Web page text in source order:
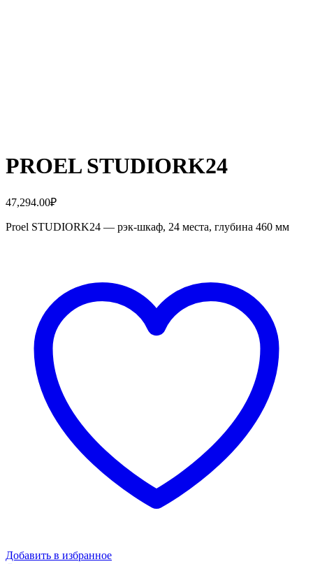
PROEL STUDIORK24
47,294.00₽
Proel STUDIORK24 — рэк-шкаф, 24 места, глубина 460 мм
Добавить в избранное